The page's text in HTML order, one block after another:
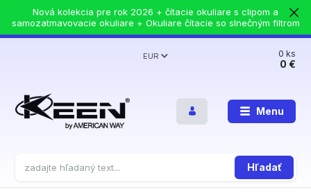
Nová kolekcia pre rok 2026 + čítacie okuliare s clipom a
samozatmavovacie okuliare + Okuliare čítacie so slnečným filtrom
Menu
EUR
Hľadať
0ks
0 €